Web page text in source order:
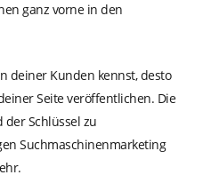
ganz vorne in den
deiner Kunden kennst, desto
Seite veröffentlichen. Die
Schlüssel zu
Suchmaschinenmarketing